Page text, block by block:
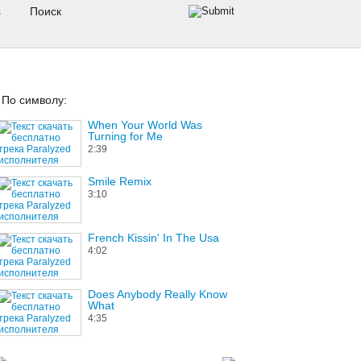
По символу:
When Your World Was
Turning for Me
2:39
Smile Remix
3:10
French Kissin' In The Usa
4:02
Does Anybody Really Know
What
4:35